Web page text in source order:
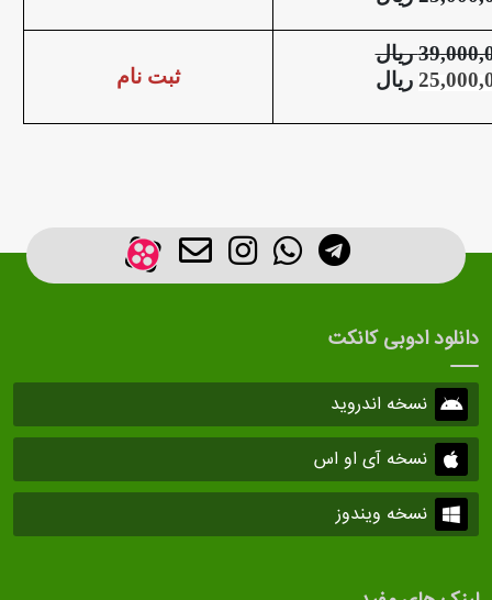
ریال
ریال ثبت نام
دانلود ادوبی کانکت
نسخه اندروید
نسخه آی او اس
نسخه ویندوز